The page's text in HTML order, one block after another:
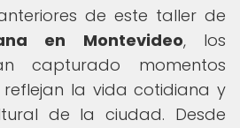
de este taller de
en Montevideo, los
capturado momentos
la vida cotidiana y
de la ciudad. Desde